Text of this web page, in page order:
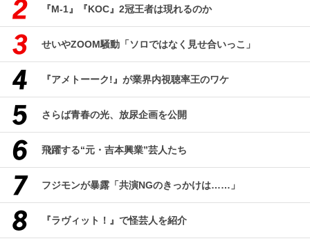
『M-1』『KOC』2冠王者は現れるのか
せいやZOOM騒動「ソロではなく見せ合いっこ」
『アメトーーク!』が業界内視聴率王のワケ
さらば青春の光、放尿企画を公開
飛躍する“元・吉本興業”芸人たち
フジモンが暴露「共演NGのきっかけは……」
『ラヴィット！』で怪芸人を紹介